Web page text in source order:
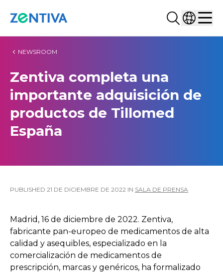
Buscar...
NEWSROOM
Zentiva completa una
importante adquisición de
productos de Tillomed
España
PUBLISHED 21 DE DICIEMBRE DE 2022 IN SALA DE PRENSA
Madrid, 16 de diciembre de 2022. Zentiva,
fabricante pan-europeo de medicamentos de alta
calidad y asequibles, especializado en la
comercialización de medicamentos de
prescripción, marcas y genéricos, ha formalizado